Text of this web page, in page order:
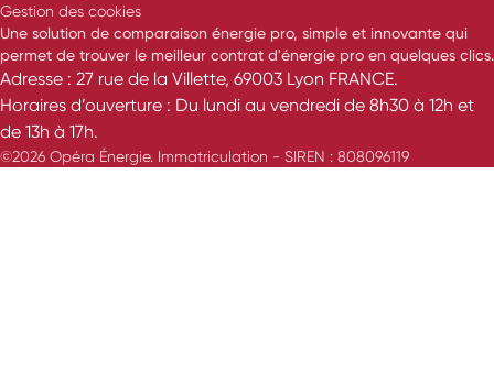
Gestion des cookies
Une solution de comparaison énergie pro, simple et innovante qui
permet de trouver le meilleur contrat d'énergie pro en quelques clics.
Adresse : 27 rue de la Villette, 69003 Lyon FRANCE.
Horaires d’ouverture : Du lundi au vendredi de 8h30 à 12h et
de 13h à 17h.
©2026 Opéra Énergie. Immatriculation - SIREN : 808096119